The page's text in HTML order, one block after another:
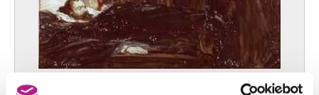
Etude pour Les derniers honneurs rendus aux comtes d'Egmont et de